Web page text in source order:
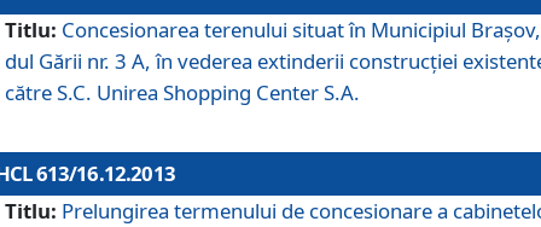
Titlu: Concesionarea terenului situat în Municipiul
dul Gării nr. 3 A, în vederea extinderii construcţiei
către S.C. Unirea Shopping Center S.A.
613/16.12.2013
Titlu: Prelungirea termenului de concesionare a